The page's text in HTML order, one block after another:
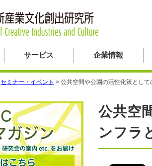
サービス 企業情報
セミナー・イベント > 公共空間や公園の活性化策とし
公共空
ンフラ